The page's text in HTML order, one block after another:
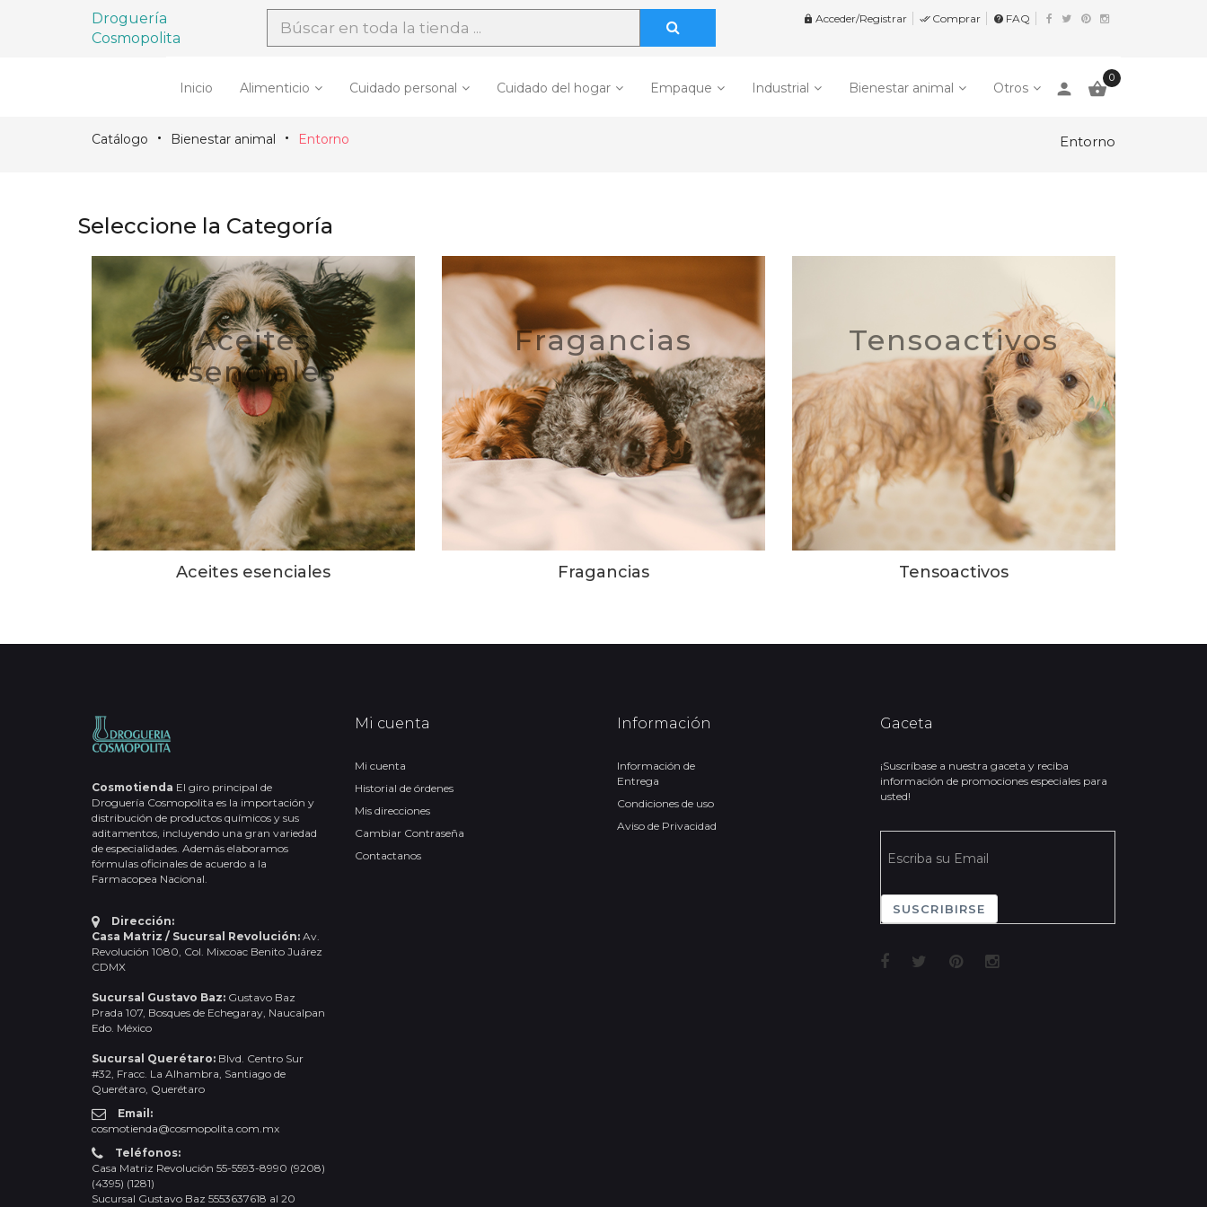
Droguería
Cosmopolita
 Acceder/Registrar  Comprar help FAQ
Inicio Alimenticio Cuidado personal Cuidado del hogar Empaque Industrial Bienestar animal Otros person 
0
Catálogo Bienestar animal Entorno Entorno
Seleccione la Categoría
Aceites
esenciales
Aceites esenciales
Fragancias
Fragancias
Tensoactivos
Tensoactivos
Cosmotienda El giro principal de
Droguería Cosmopolita es la importación y
distribución de productos químicos y sus
aditamentos, incluyendo una gran variedad
de especialidades. Además elaboramos
fórmulas oficinales de acuerdo a la
Farmacopea Nacional.
Dirección:
Casa Matriz / Sucursal Revolución: Av.
Revolución 1080, Col. Mixcoac Benito Juárez
CDMX
Sucursal Gustavo Baz: Gustavo Baz
Prada 107, Bosques de Echegaray, Naucalpan
Edo. México
Sucursal Querétaro: Blvd. Centro Sur
#32, Fracc. La Alhambra, Santiago de
Querétaro, Querétaro
Email:
cosmotienda@cosmopolita.com.mx
Teléfonos:
Casa Matriz Revolución 55-5593-8990 (9208)
(4395) (1281)
Sucursal Gustavo Baz 5553637618 al 20
Mi cuenta
Mi cuenta
Historial de órdenes
Mis direcciones
Cambiar Contraseña
Contactanos
Información
Información de
Entrega
Condiciones de uso
Aviso de Privacidad
Gaceta
¡Suscríbase a nuestra gaceta y reciba
información de promociones especiales para
usted!
SUSCRIBIRSE